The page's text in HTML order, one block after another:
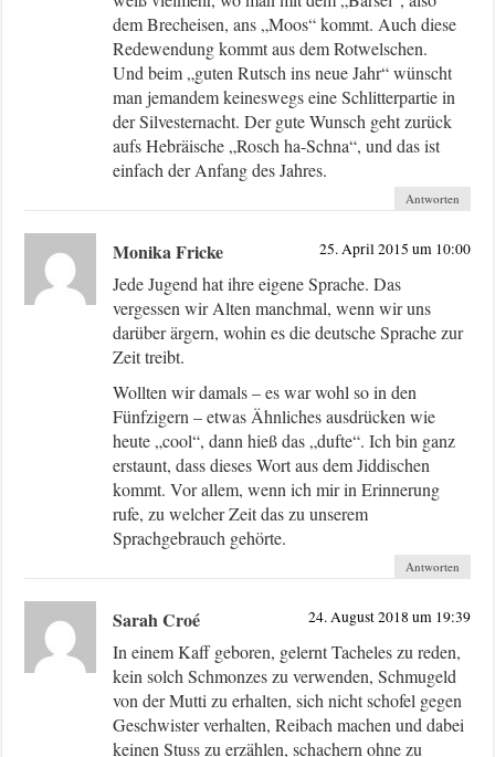
dem Brecheisen, ans „Moos“ kommt. Auch diese
Redewendung kommt aus dem Rotwelschen.
Und beim „guten Rutsch ins neue Jahr“ wünscht
man jemandem keineswegs eine Schlitterpartie in
der Silvesternacht. Der gute Wunsch geht zurück
aufs Hebräische „Rosch ha-Schna“, und das ist
einfach der Anfang des Jahres.
Antworten
Monika Fricke 25. April 2015 um 10:00
Jede Jugend hat ihre eigene Sprache. Das
vergessen wir Alten manchmal, wenn wir uns
darüber ärgern, wohin es die deutsche Sprache zur
Zeit treibt.
Wollten wir damals – es war wohl so in den
Fünfzigern – etwas Ähnliches ausdrücken wie
heute „cool“, dann hieß das „dufte“. Ich bin ganz
erstaunt, dass dieses Wort aus dem Jiddischen
kommt. Vor allem, wenn ich mir in Erinnerung
rufe, zu welcher Zeit das zu unserem
Sprachgebrauch gehörte.
Antworten
Sarah Croé 24. August 2018 um 19:39
In einem Kaff geboren, gelernt Tacheles zu reden,
kein solch Schmonzes zu verwenden, Schmugeld
von der Mutti zu erhalten, sich nicht schofel gegen
Geschwister verhalten, Reibach machen und dabei
keinen Stuss zu erzählen, schachern ohne zu